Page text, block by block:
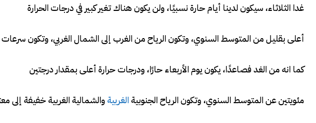
غدا الثلاثاء، سيكون لدينا أيام حارة نسبيًا، ولن يكون هناك تغير كبير في درجات الحرارة
أعلى بقليل من المتوسط ​​السنوي، وتكون الرياح من الغرب إلى الشمال الغربي، وتكون سرعات
كما انه من الغد فصاعدًا، يكون يوم الأربعاء حارًا، ودرجات حرارة أعلى بمقدار درجتين
مئويتين عن المتوسط ​​السنوي، وتكون الرياح الجنوبيةالغربيةوالشمالية الغربية خفيفة